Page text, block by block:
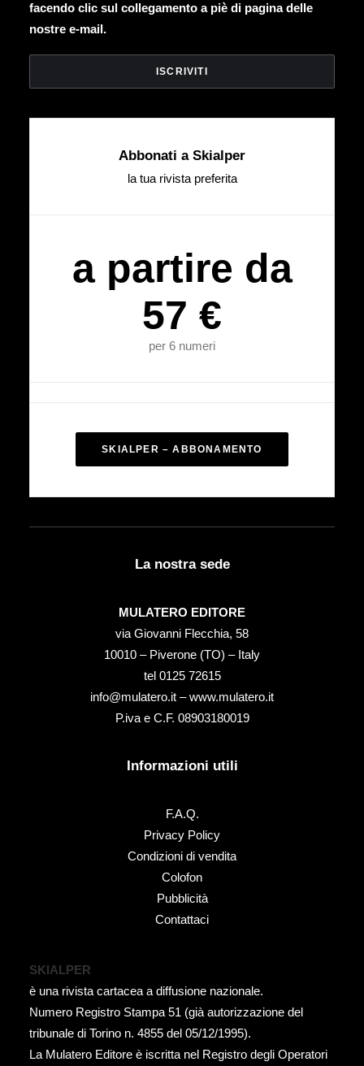
facendo clic sul collegamento a piè di pagina delle
nostre e-mail.
Abbonati a Skialper
la tua rivista preferita
a partire da
57 €
per 6 numeri
SKIALPER – ABBONAMENTO
La nostra sede
MULATERO EDITORE
via Giovanni Flecchia, 58
10010 – Piverone (TO) – Italy
tel ‭0125 72615‬
info@mulatero.it –www.mulatero.it
P.iva e C.F. 08903180019
Informazioni utili
F.A.Q.
Privacy Policy
Condizioni di vendita
Colofon
Pubblicità
Contattaci
SKIALPER
è una rivista cartacea a diffusione nazionale.
Numero Registro Stampa 51 (già autorizzazione del
tribunale di Torino n. 4855 del 05/12/1995).
La Mulatero Editore è iscritta nel Registro degli Operatori